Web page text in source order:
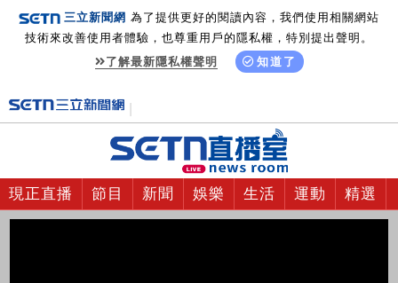
三立新聞網 為了提供更好的閱讀內容，我們使用相關網站
技術來改善使用者體驗，也尊重用戶的隱私權，特別提出聲明。
了解最新隱私權聲明
知道了
現正直播 節目 新聞 娛樂 生活 運動 精選